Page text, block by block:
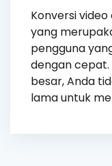
Konversi
yang
pengguna
dengan
besar, Anda
lama untuk